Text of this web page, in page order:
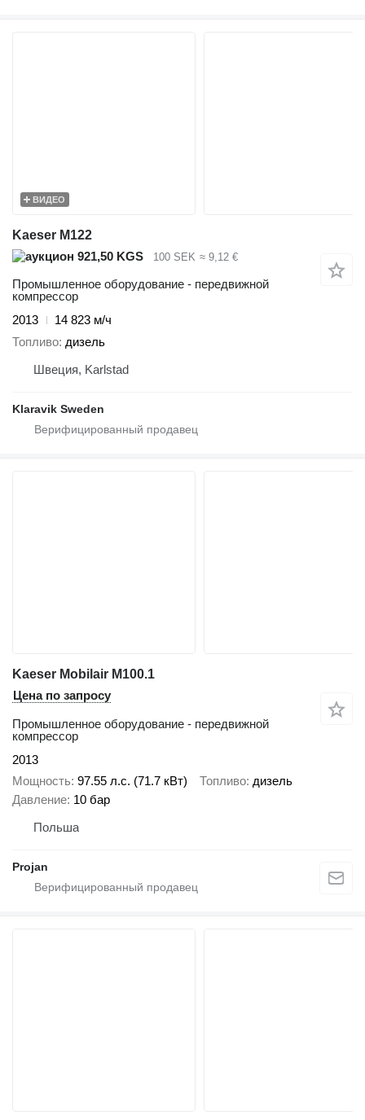
ВИДЕО
Kaeser M122
921,50 KGS
100 SEK ≈ 9,12 €
Промышленное оборудование - передвижной
компрессор
2013
14 823 м/ч
Топливо дизель
Швеция, Karlstad
Klaravik Sweden
Kaeser Mobilair M100.1
Цена по запросу
Промышленное оборудование - передвижной
компрессор
2013
Мощность 97.55 л.с. (71.7 кВт) Топливо дизель
Давление 10 бар
Польша
Projan